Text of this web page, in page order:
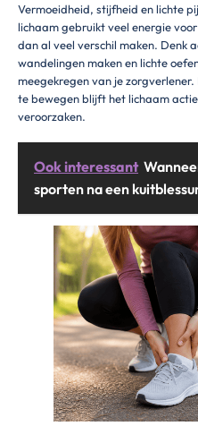
Vermoeidheid, stijfheid en lichte
lichaam gebruikt veel energie
dan al veel verschil maken. Denk
wandelingen maken en lichte
meegekregen van je
te bewegen blijft het lichaam
veroorzaken.
Ook interessant
sporten na een